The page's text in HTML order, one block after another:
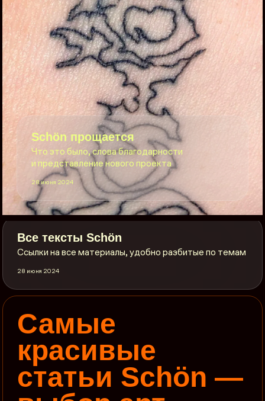
Sсhön прощается
Что это было, слова благодарности
и представление нового проекта
28 июня 2024
Все тексты Sсhön
Ссылки на все материалы, удобно разбитые по темам
28 июня 2024
Самые
красивые
статьи Schön —